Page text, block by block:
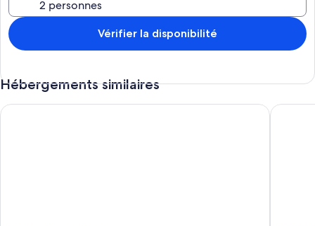
Vérifier la disponibilité
Hébergements similaires
Butler Street Cottage